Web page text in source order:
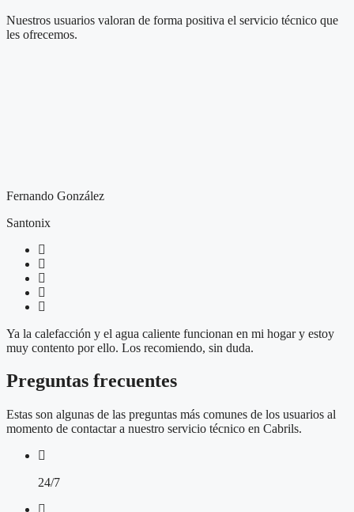
Nuestros usuarios valoran de forma positiva el servicio técnico que
les ofrecemos.
Fernando González
Santonix
Ya la calefacción y el agua caliente funcionan en mi hogar y estoy
muy contento por ello. Los recomiendo, sin duda.
Preguntas frecuentes
Estas son algunas de las preguntas más comunes de los usuarios al
momento de contactar a nuestro servicio técnico en Cabrils.
24/7